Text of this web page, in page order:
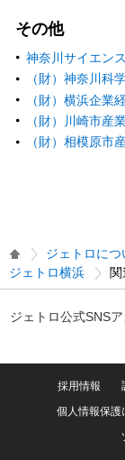
その他
神奈川サイエン
（財）神奈川科
（財）横浜企業
（財）川崎市産
（財）相模原市
ジェトロにつ
ジェトロ横浜
関
ジェトロ公式SNS
採用情報
個人情報保護